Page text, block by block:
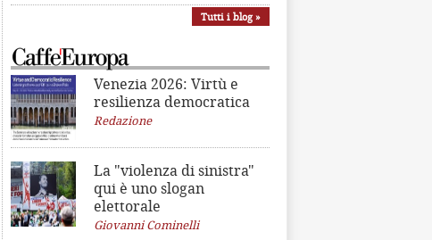
Tutti i blog »
Venezia 2026: Virtù e
resilienza democratica
Redazione
La "violenza di sinistra"
qui è uno slogan
elettorale
Giovanni Cominelli